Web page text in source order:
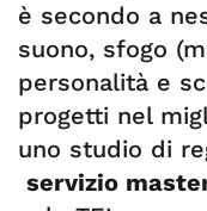
è secondo a
suono, sfogo
personalità e
progetti nel
uno studio di
servizio